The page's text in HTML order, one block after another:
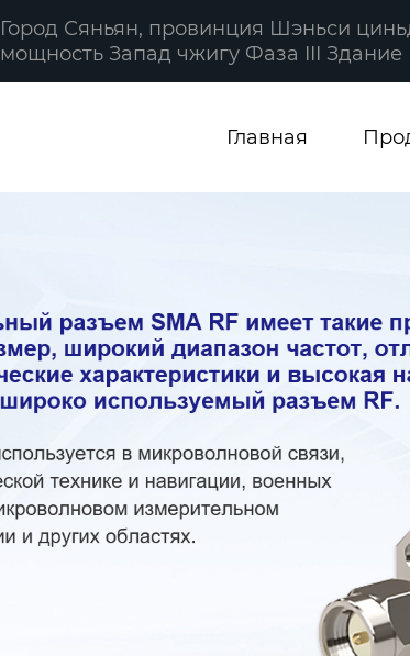
Город Сяньян, провинция Шэньси
мощность Запад чжигу Фаза III Здание
Главная